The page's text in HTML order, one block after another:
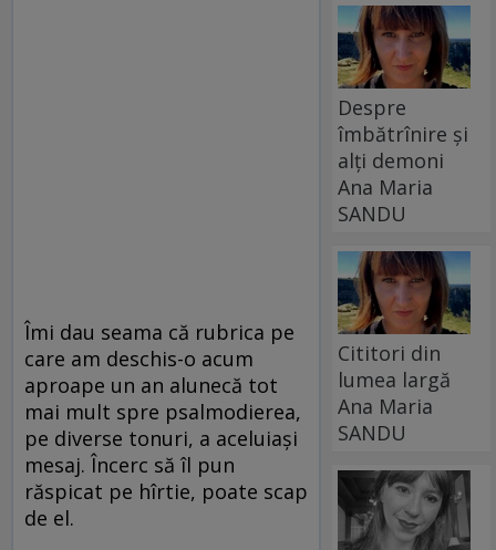
Îmi dau seama că rubrica pe
care am deschis-o acum
aproape un an alunecă tot
mai mult spre psalmodierea,
pe diverse tonuri, a aceluiaşi
mesaj. Încerc să îl pun
răspicat pe hîrtie, poate scap
de el.
Despre
îmbătrînire și
alți demoni
Ana Maria
SANDU
Cititori din
lumea largă
Ana Maria
SANDU